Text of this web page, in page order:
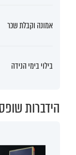
אמונה וקבלת שכר
בילוי בימי הנידה
הידברות